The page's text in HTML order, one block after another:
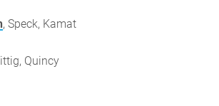
, Speck, Kamat
Quincy